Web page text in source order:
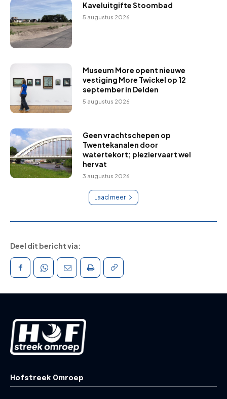
Kaveluitgifte Stoombad
5 augustus 2026
Museum More opent nieuwe
vestiging More Twickel op 12
september in Delden
5 augustus 2026
Geen vrachtschepen op
Twentekanalen door
watertekort; pleziervaart wel
hervat
3 augustus 2026
Laad meer
Deel dit bericht via:
Hofstreek Omroep